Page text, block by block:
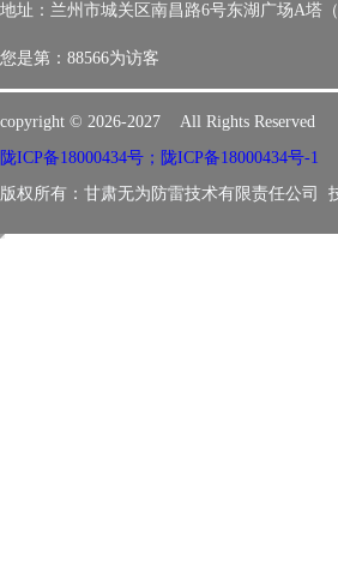
地址：兰州市城关区南昌路6号东湖广场A塔
您是第： 88566为访客
copyright © 2026-2027 All Rights Reserved
陇ICP备18000434号；陇ICP备18000434号-1
版权所有：甘肃无为防雷技术有限责任公司